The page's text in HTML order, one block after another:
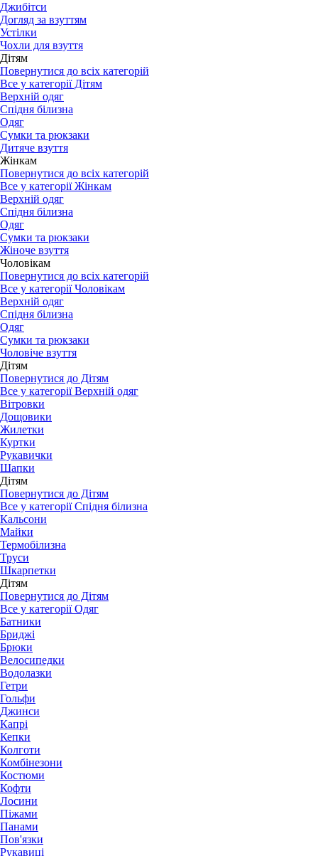
Джибітси
Догляд за взуттям
Устілки
Чохли для взуття
Дітям
Повернутися до всіх категорій
Все у категорії Дітям
Верхній одяг
Спідня білизна
Одяг
Сумки та рюкзаки
Дитяче взуття
Жінкам
Повернутися до всіх категорій
Все у категорії Жінкам
Верхній одяг
Спідня білизна
Одяг
Сумки та рюкзаки
Жіноче взуття
Чоловікам
Повернутися до всіх категорій
Все у категорії Чоловікам
Верхній одяг
Спідня білизна
Одяг
Сумки та рюкзаки
Чоловіче взуття
Дітям
Повернутися до Дітям
Все у категорії Верхній одяг
Вітровки
Дощовики
Жилетки
Куртки
Рукавички
Шапки
Дітям
Повернутися до Дітям
Все у категорії Спідня білизна
Кальсони
Майки
Термобілизна
Труси
Шкарпетки
Дітям
Повернутися до Дітям
Все у категорії Одяг
Батники
Бриджі
Брюки
Велосипедки
Водолазки
Гетри
Гольфи
Джинси
Капрі
Кепки
Колготи
Комбінезони
Костюми
Кофти
Лосини
Піжами
Панами
Пов'язки
Рукавиці